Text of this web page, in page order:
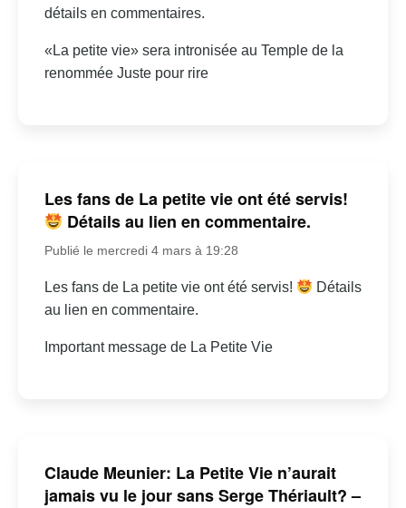
détails en commentaires.
«La petite vie» sera intronisée au Temple de la
renommée Juste pour rire
Les fans de La petite vie ont été servis!
Détails au lien en commentaire.
Publié le mercredi 4 mars à 19:28
Les fans de La petite vie ont été servis!
Détails
au lien en commentaire.
Important message de La Petite Vie
Claude Meunier: La Petite Vie n’aurait
jamais vu le jour sans Serge Thériault? –